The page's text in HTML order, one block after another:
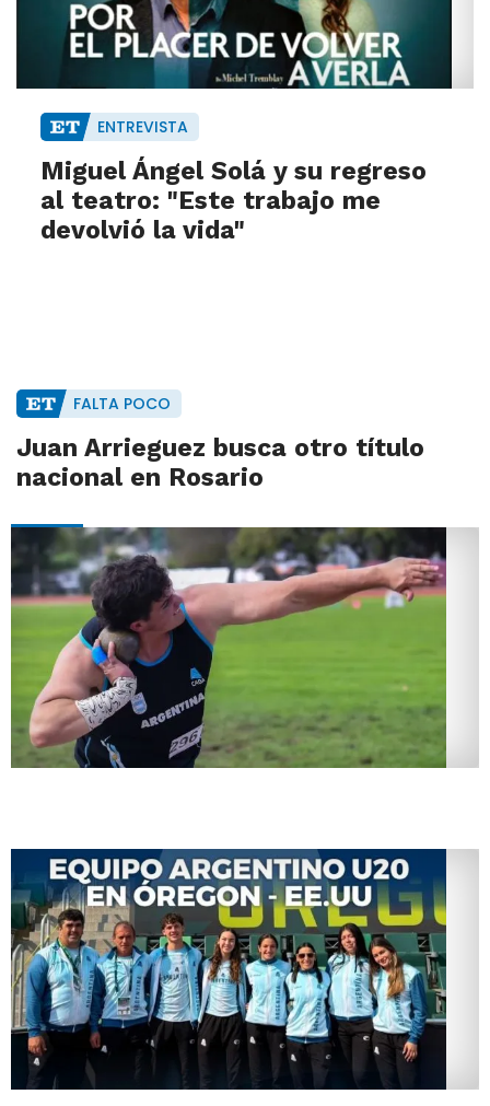
ENTREVISTA
Miguel Ángel Solá y su regreso
al teatro: "Este trabajo me
devolvió la vida"
FALTA POCO
Juan Arrieguez busca otro título
nacional en Rosario